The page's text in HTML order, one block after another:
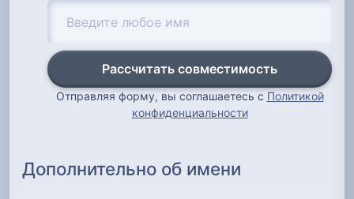
Рассчитать совместимость
Отправляя форму, вы соглашаетесь с Политикой
конфиденциальности
Дополнительно об имени